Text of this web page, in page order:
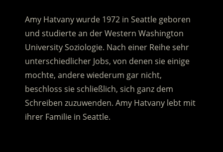
Amy Hatvany wurde 1972 in Seattle geboren
und studierte an der Western Washington
University Soziologie. Nach einer Reihe sehr
unterschiedlicher Jobs, von denen sie einige
mochte, andere wiederum gar nicht,
beschloss sie schließlich, sich ganz dem
Schreiben zuzuwenden. Amy Hatvany lebt mit
ihrer Familie in Seattle.